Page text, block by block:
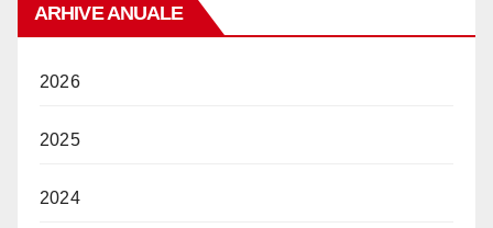
ARHIVE ANUALE
2026
2025
2024